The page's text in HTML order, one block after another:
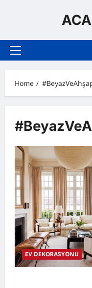
Primary
Home
EV DEKORASYONU